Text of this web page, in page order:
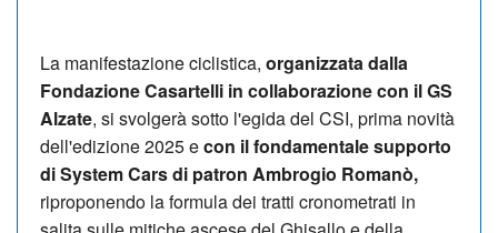
La manifestazione ciclistica, organizzata dalla
Fondazione Casartelli in collaborazione con il GS
Alzate, si svolgerà sotto l'egida del CSI, prima novità
dell'edizione 2025 econ il fondamentale supporto
di System Cars di patron Ambrogio Romanò,
riproponendo la formula dei tratti cronometrati in